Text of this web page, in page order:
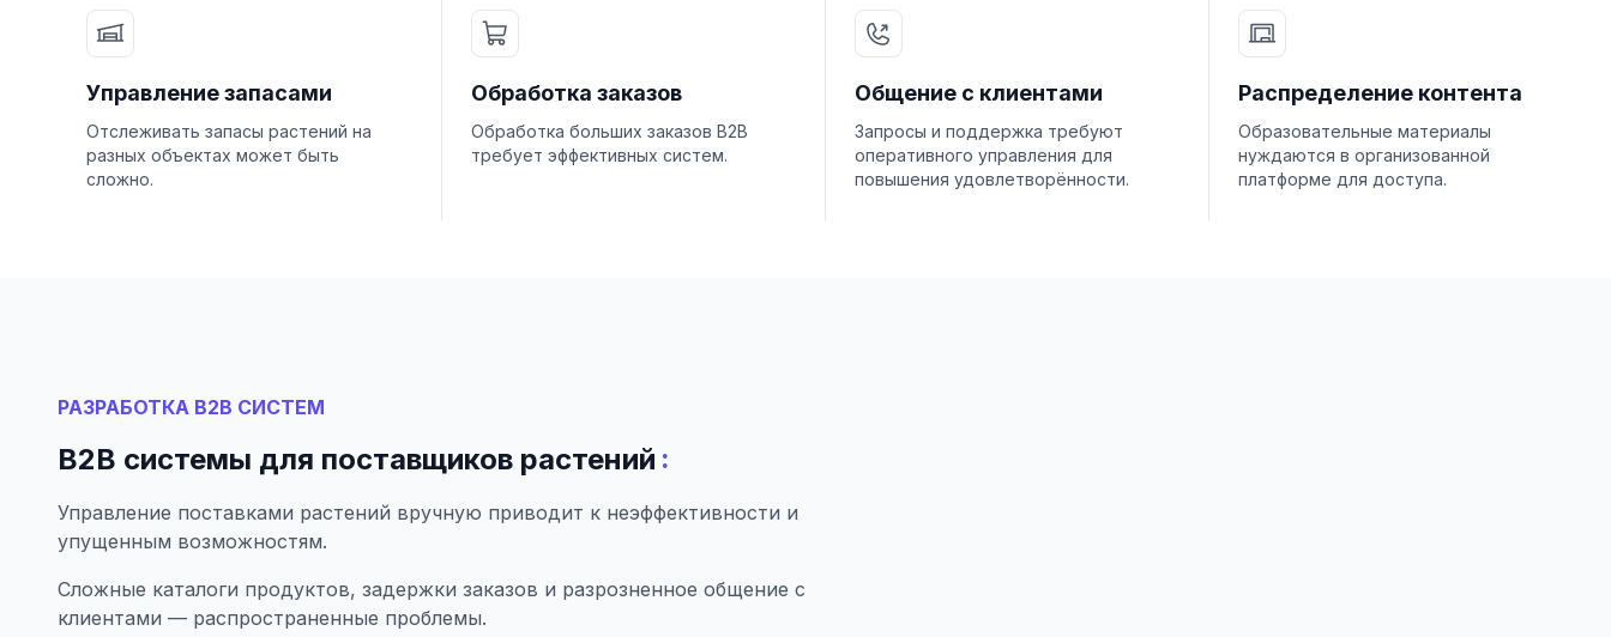
Управление запасами
Отслеживать запасы растений на
разных объектах может быть
сложно.
Обработка заказов
Обработка больших заказов B2B
требует эффективных систем.
Общение с клиентами
Запросы и поддержка требуют
оперативного управления для
повышения удовлетворённости.
Распределение контента
Образовательные материалы
нуждаются в организованной
платформе для доступа.
РАЗРАБОТКА B2B СИСТЕМ
B2B системы для поставщиков растений :
Управление поставками растений вручную приводит к неэффективности и
упущенным возможностям.
Сложные каталоги продуктов, задержки заказов и разрозненное общение с
клиентами — распространенные проблемы.